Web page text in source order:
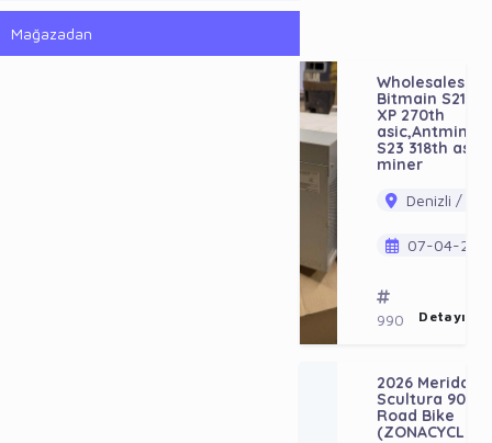
Mağazadan
Wholesales
Bitmain S21
XP 270th
asic,Antminer
S23 318th asic
miner
Denizli /
07-04-
990 Detayı
2026 Merida
Scultura 9000
Road Bike
(ZONACYCLES)